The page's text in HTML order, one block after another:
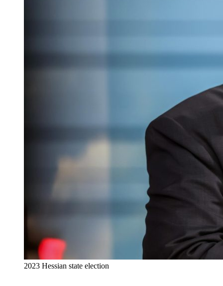
2023 Hessian state election